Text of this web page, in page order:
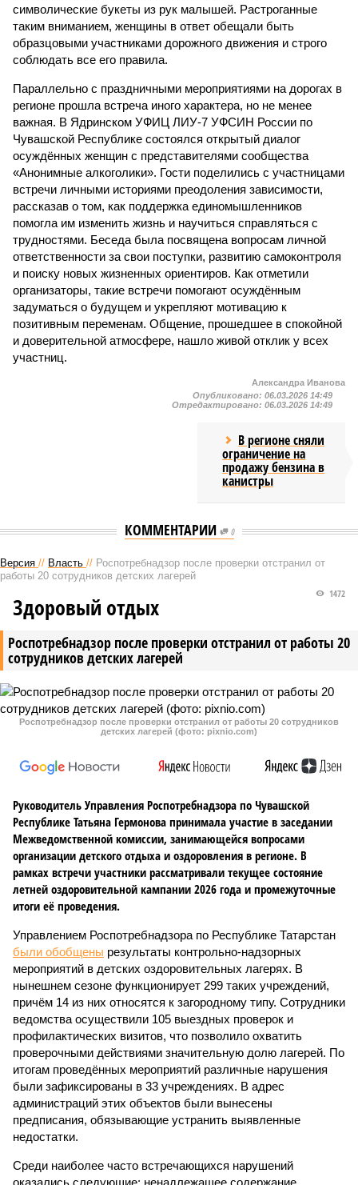
символические букеты из рук малышей. Растроганные
таким вниманием, женщины в ответ обещали быть
образцовыми участниками дорожного движения и строго
соблюдать все его правила.
Параллельно с праздничными мероприятиями на дорогах в
регионе прошла встреча иного характера, но не менее
важная. В Ядринском УФИЦ ЛИУ-7 УФСИН России по
Чувашской Республике состоялся открытый диалог
осуждённых женщин с представителями сообщества
«Анонимные алкоголики». Гости поделились с участницами
встречи личными историями преодоления зависимости,
рассказав о том, как поддержка единомышленников
помогла им изменить жизнь и научиться справляться с
трудностями. Беседа была посвящена вопросам личной
ответственности за свои поступки, развитию самоконтроля
и поиску новых жизненных ориентиров. Как отметили
организаторы, такие встречи помогают осуждённым
задуматься о будущем и укрепляют мотивацию к
позитивным переменам. Общение, прошедшее в спокойной
и доверительной атмосфере, нашло живой отклик у всех
участниц.
Александра Иванова
Опубликовано: 06.03.2026 14:49
Отредактировано: 06.03.2026 14:49
В регионе сняли
ограничение на
продажу бензина в
канистры
КОММЕНТАРИИ 0
Версия // Власть // Роспотребнадзор после проверки отстранил от
работы 20 сотрудников детских лагерей
Роспотребнадзор после проверки отстранил от работы 20
сотрудников детских лагерей
1472
Здоровый отдых
Роспотребнадзор после проверки отстранил от работы 20 сотрудников
детских лагерей (фото: pixnio.com)
Руководитель Управления Роспотребнадзора по Чувашской
Республике Татьяна Гермонова принимала участие в заседании
Межведомственной комиссии, занимающейся вопросами
организации детского отдыха и оздоровления в регионе. В
рамках встречи участники рассматривали текущее состояние
летней оздоровительной кампании 2026 года и промежуточные
итоги её проведения.
Управлением Роспотребнадзора по Республике Татарстан
были обобщены результаты контрольно-надзорных
мероприятий в детских оздоровительных лагерях. В
нынешнем сезоне функционирует 299 таких учреждений,
причём 14 из них относятся к загородному типу. Сотрудники
ведомства осуществили 105 выездных проверок и
профилактических визитов, что позволило охватить
проверочными действиями значительную долю лагерей. По
итогам проведённых мероприятий различные нарушения
были зафиксированы в 33 учреждениях. В адрес
администраций этих объектов были вынесены
предписания, обязывающие устранить выявленные
недостатки.
Среди наиболее часто встречающихся нарушений
оказались следующие: ненадлежащее содержание